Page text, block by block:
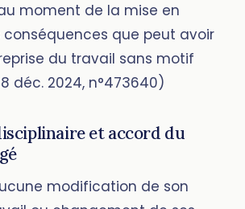
moment de la mise en
conséquences que peut avoir
du travail sans motif
déc. 2024, n°473640)
et accord du
modification de son